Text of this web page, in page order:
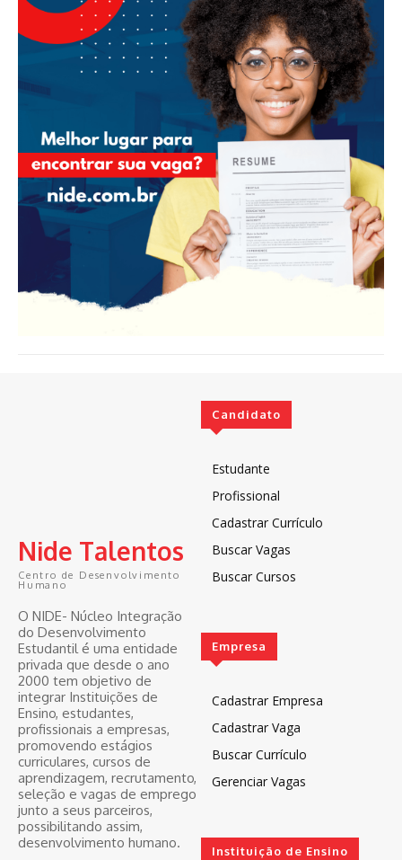
Nide Talentos
Centro de Desenvolvimento
Humano
O NIDE- Núcleo Integração
do Desenvolvimento
Estudantil é uma entidade
privada que desde o ano
2000 tem objetivo de
integrar Instituições de
Ensino, estudantes,
profissionais a empresas,
promovendo estágios
curriculares, cursos de
aprendizagem, recrutamento,
seleção e vagas de emprego
junto a seus parceiros,
possibilitando assim,
desenvolvimento humano.
Candidato
Estudante
Profissional
Cadastrar Currículo
Buscar Vagas
Buscar Cursos
Empresa
Cadastrar Empresa
Cadastrar Vaga
Buscar Currículo
Gerenciar Vagas
Instituição de Ensino